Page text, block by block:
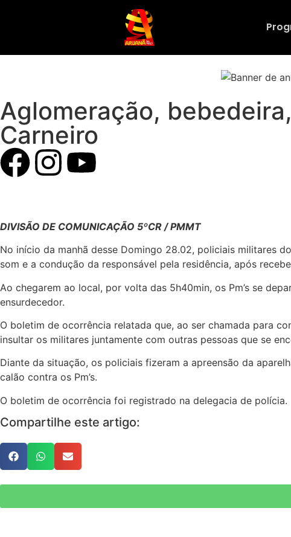
Aglomeração,
Carneiro
DIVISÃO DE COMUNICAÇÃO 5ºCR / PMMT
No início da manhã desse Domingo 28.02, policiais militares
som e a condução da responsável pela residência, após
Ao chegarem ao local, por volta das 5h40min, os Pm’s se
ensurdecedor.
O boletim de ocorrência relatada que, ao ser chamada para
insultar os militares juntamente com outras pessoas que se
Diante da situação, os policiais fizeram a apreensão da
calão contra os Pm’s.
O boletim de ocorrência foi registrado na delegacia de polícia.
Compartilhe este artigo: